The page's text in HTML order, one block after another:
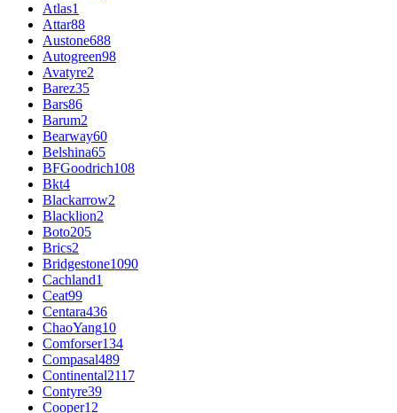
Atlas1
Attar88
Austone688
Autogreen98
Avatyre2
Barez35
Bars86
Barum2
Bearway60
Belshina65
BFGoodrich108
Bkt4
Blackarrow2
Blacklion2
Boto205
Brics2
Bridgestone1090
Cachland1
Ceat99
Centara436
ChaoYang10
Comforser134
Compasal489
Continental2117
Contyre39
Cooper12